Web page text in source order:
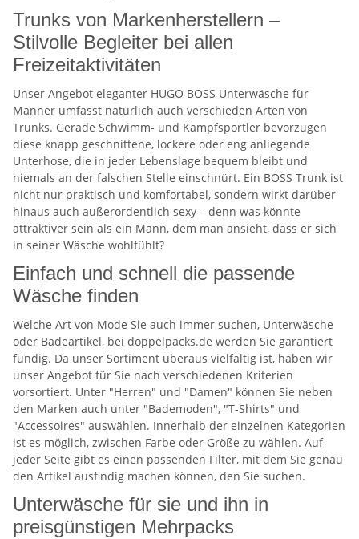
Trunks von Markenherstellern –
Stilvolle Begleiter bei allen
Freizeitaktivitäten
Unser Angebot eleganter HUGO BOSS Unterwäsche für
Männer umfasst natürlich auch verschieden Arten von
Trunks. Gerade Schwimm- und Kampfsportler bevorzugen
diese knapp geschnittene, lockere oder eng anliegende
Unterhose, die in jeder Lebenslage bequem bleibt und
niemals an der falschen Stelle einschnürt. Ein BOSS Trunk ist
nicht nur praktisch und komfortabel, sondern wirkt darüber
hinaus auch außerordentlich sexy – denn was könnte
attraktiver sein als ein Mann, dem man ansieht, dass er sich
in seiner Wäsche wohlfühlt?
Einfach und schnell die passende
Wäsche finden
Welche Art von Mode Sie auch immer suchen, Unterwäsche
oder Badeartikel, bei doppelpacks.de werden Sie garantiert
fündig. Da unser Sortiment überaus vielfältig ist, haben wir
unser Angebot für Sie nach verschiedenen Kriterien
vorsortiert. Unter "Herren" und "Damen" können Sie neben
den Marken auch unter "Bademoden", "T-Shirts" und
"Accessoires" auswählen. Innerhalb der einzelnen Kategorien
ist es möglich, zwischen Farbe oder Größe zu wählen. Auf
jeder Seite gibt es einen passenden Filter, mit dem Sie genau
den Artikel ausfindig machen können, den Sie suchen.
Unterwäsche für sie und ihn in
preisgünstigen Mehrpacks